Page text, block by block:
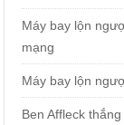
Máy bay lộn
mạng
Máy bay lộn
Ben Affleck